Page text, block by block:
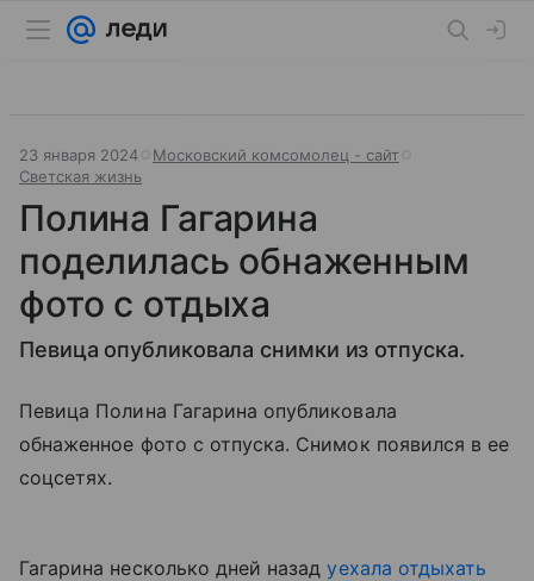
23 января 2024
Московский комсомолец - сайт
Светская жизнь
Полина Гагарина
поделилась обнаженным
фото с отдыха
Певица опубликовала снимки из отпуска.
Певица Полина Гагарина опубликовала
обнаженное фото с отпуска. Снимок появился в ее
соцсетях.
Гагарина несколько дней назадуехала отдыхать